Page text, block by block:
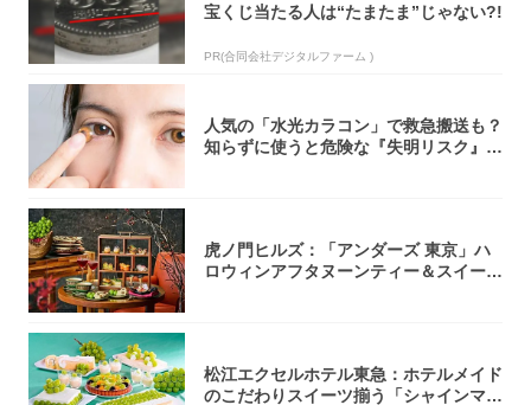
宝くじ当たる人は“たまたま”じゃない?!
PR(合同会社デジタルファーム )
人気の「水光カラコン」で救急搬送も？
知らずに使うと危険な『失明リスク』と
虎ノ門ヒルズ：「アンダーズ 東京」ハ
ロウィンアフタヌーンティー＆スイーツ
松江エクセルホテル東急：ホテルメイド
のこだわりスイーツ揃う「シャインマス